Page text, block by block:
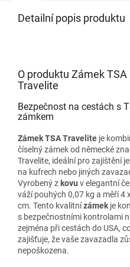
Detailní popis produktu
O produktu Zámek TSA
Travelite
Bezpečnost na cestách s
zámkem
Zámek TSA Travelite je
číselný zámek od německé
Travelite, ideální pro zajištění
na kufrech nebo jiných
Vyrobený z kovu v elegantní
váží pouhých 0,07 kg a měří 4
cm. Tento kvalitnízámek je
s bezpečnostními kontrolami
zejména při cestách do USA,
zajišťuje, že vaše zavazadla
nepoškozena.